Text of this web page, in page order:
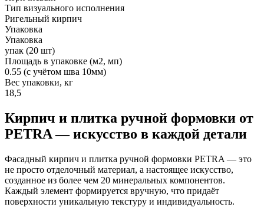
Тип визуального исполнения
Ригельный кирпич
Упаковка
Упаковка
упак (20 шт)
Площадь в упаковке (м2, мп)
0.55 (с учётом шва 10мм)
Вес упаковки, кг
18,5
Кирпич и плитка ручной формовки от
PETRA — искусство в каждой детали
Фасадный кирпич и плитка ручной формовки PETRA — это
не просто отделочный материал, а настоящее искусство,
созданное из более чем 20 минеральных компонентов.
Каждый элемент формируется вручную, что придаёт
поверхности уникальную текстуру и индивидуальность.